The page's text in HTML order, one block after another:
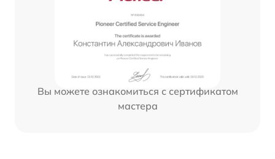
Вы можете ознакомиться с сертификатом
мастера